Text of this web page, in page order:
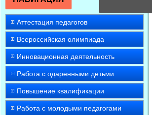
Аттестация педагогов
Всероссийская олимпиада
Инновационная деятельность
Работа с одаренными детьми
Повышение квалификации
Работа с молодыми педагогами